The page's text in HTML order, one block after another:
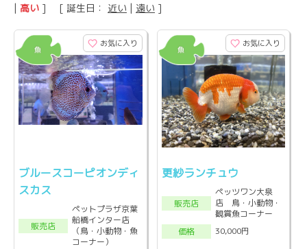
| 高い ] [ 誕生日： 近い | 遠い ]
お気に入り
ブルースコーピオンディ
スカス
販売店
ペットプラザ京葉
船橋インター店
（鳥・小動物・魚
コーナー）
お気に入り
更紗ランチュウ
販売店
ペッツワン大泉
店 鳥・小動物・
観賞魚コーナー
価格
30,000円